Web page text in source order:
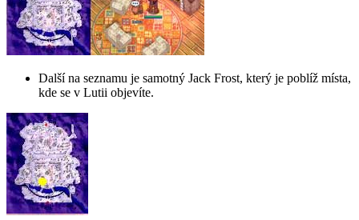
Další na seznamu je samotný Jack Frost, který je poblíž místa,
kde se v Lutii objevíte.